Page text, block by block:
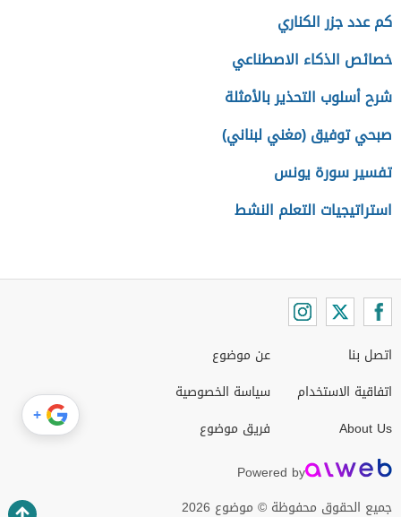
كم عدد جزر الكناري
خصائص الذكاء الاصطناعي
شرح أسلوب التحذير بالأمثلة
صبحي توفيق (مغني لبناني)
تفسير سورة يونس
استراتيجيات التعلم النشط
اتصل بنا
اتفاقية الاستخدام
About Us
عن موضوع
سياسة الخصوصية
فريق موضوع
Powered by
جميع الحقوق محفوظة © موضوع 2026
+